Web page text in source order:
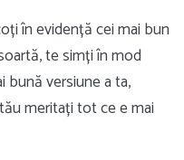
în evidență cei mai bun
te simți în mod
bună versiune a ta,
meritați tot ce e mai